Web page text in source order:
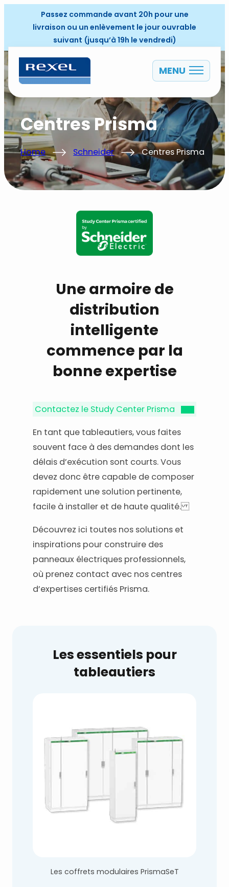
Passez commande avant 20h pour une
livraison ou un enlèvement le jour ouvrable
suivant (jusqu’à 19h le vendredi)
FR
MENU
Centres Prisma
Home Schneider Centres Prisma
Une armoire de
distribution
intelligente
commence par la
bonne expertise
Contactez le Study Center Prisma
En tant que tableautiers, vous faites
souvent face à des demandes dont les
délais d’exécution sont courts. Vous
devez donc être capable de composer
rapidement une solution pertinente,
facile à installer et de haute qualité.
Découvrez ici toutes nos solutions et
inspirations pour construire des
panneaux électriques professionnels,
où prenez contact avec nos centres
d’expertises certifiés Prisma.
Les essentiels pour
tableautiers
Les coffrets modulaires PrismaSeT